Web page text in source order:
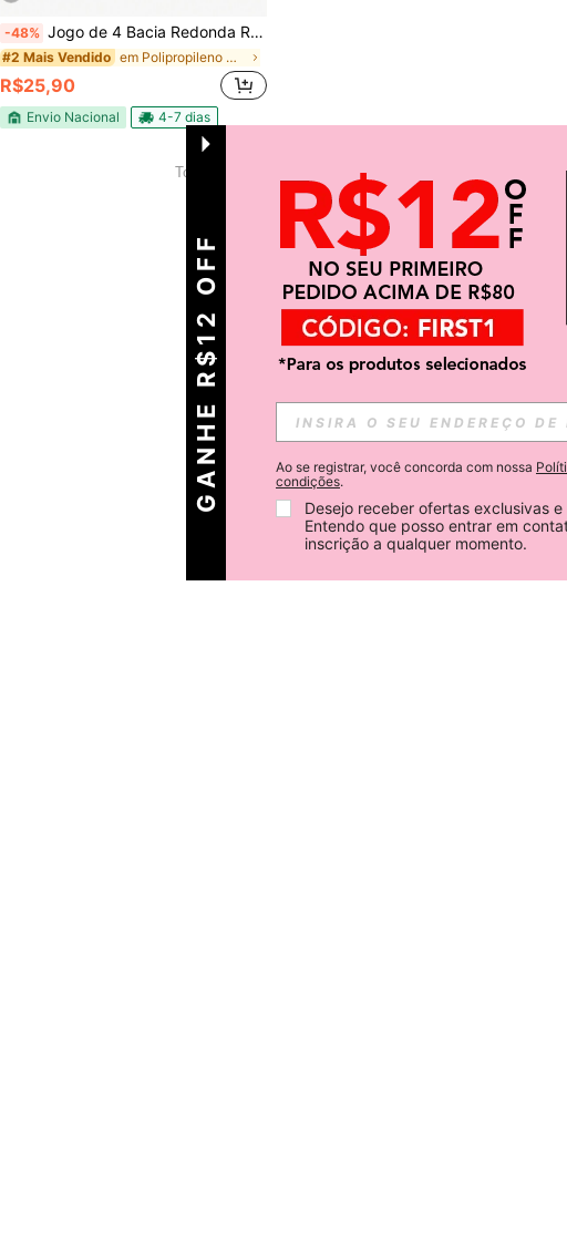
-48% Jogo de 4 Bacia Redonda Reforçada De Plástico Coloridas Para Cozinha Lavanderia Jardim
#2 Mais Vendido em Polipropileno Utensílios para banheiro
R$25,90
Envio Nacional 4-7 dias
Total de 1 páginas
GANHE R$12 OFF Ao se registrar, você concorda com nossa
condições.
Desejo receber ofertas exclusivas
Entendo que posso entrar em
inscrição a qualquer momento.